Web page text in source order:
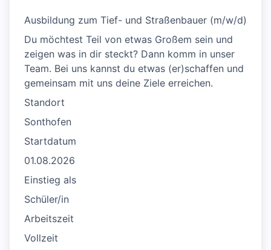
Ausbildung zum Tief- und Straßenbauer (m/w/d)
Du möchtest Teil von etwas Großem sein und
zeigen was in dir steckt? Dann komm in unser
Team. Bei uns kannst du etwas (er)schaffen und
gemeinsam mit uns deine Ziele erreichen.
Standort
Sonthofen
Startdatum
01.08.2026
Einstieg als
Schüler/in
Arbeitszeit
Vollzeit